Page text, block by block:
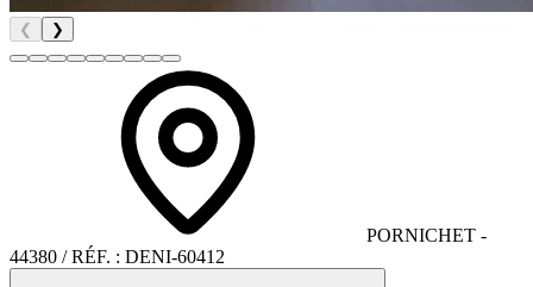
❮ ❯
PORNICHET -
44380 / RÉF. : DENI-60412